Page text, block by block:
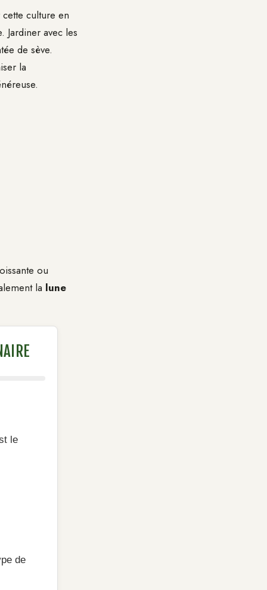
culture en
avec les
de sève.
la
ou
la lune
le
de